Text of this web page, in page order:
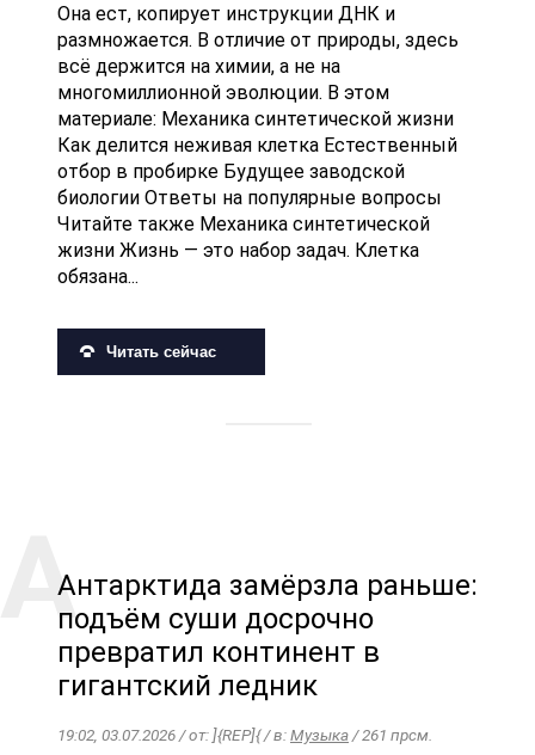
Она ест, копирует инструкции ДНК и
размножается. В отличие от природы, здесь
всё держится на химии, а не на
многомиллионной эволюции. В этом
материале: Механика синтетической жизни
Как делится неживая клетка Естественный
отбор в пробирке Будущее заводской
биологии Ответы на популярные вопросы
Читайте также Механика синтетической
жизни Жизнь — это набор задач. Клетка
обязана...
Читать сейчас
Антарктида замёрзла раньше:
подъём суши досрочно
превратил континент в
гигантский ледник
19:02, 03.07.2026 / от: ]{REP]{ / в:Музыка/ 261 прсм.